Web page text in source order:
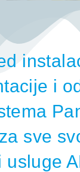
i
sve
usluge